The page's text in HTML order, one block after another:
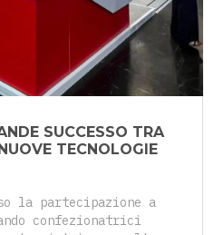
SUCCESSO TRA
TECNOLOGIE
la partecipazione a
confezionatrici